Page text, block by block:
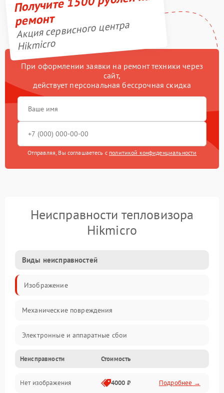
ремонт
Акция сервисного центра
Hikmicro
При оформлении заявки на ремонт техники через
сайт,
действует персональная бессрочная скидка
Отправляя, Вы соглашаетесь с политикой конфиденциальности
Неисправности тепловизора
Hikmicro
Виды неисправностей
Изображение
Механические повреждения
Электронные и аппаратные сбои
Неисправности сенсора и оптики
Программные ошибки
Неисправности Стоимость
Нет изображения 4000 ₽ Подробнее →